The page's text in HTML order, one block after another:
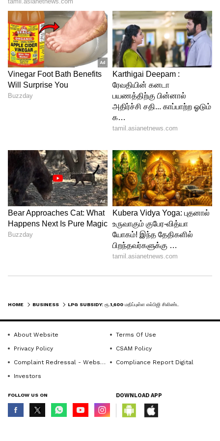
Image Credit : Getty
அண்டை நாடுகளை விட இந்தியா
முன்னிலையில்
எல்பிஜி விலை ஒப்பீட்டில் இந்தியா இன்னும்
பல நாடுகளை விட குறைந்த கட்டணத்தில்
உள்ளது. பாகிஸ்தான், நேபாளம்,
வங்கதேசம், இலங்கை போன்ற அண்டை
கனடா போன்ற முன்னேறிய நாடுகளிலும்
எல்பிஜி விலை இந்தியாவை விட அதிகமாக
உள்ளது. இதனால் இந்திய நுகர்வோருக்கு
கூடுதல் நிதி நிம்மதி கிடைக்கிறது.
5
5
விநியோகத்தில் பாதிப்பு இல்லை
மேற்கு ஆசிய பதற்றம் மற்றும் ஹார்முஸ்
நீரிணை தொடர்பான சவால்கள்
இருந்தபோதிலும், நாட்டில் எல்பிஜி
விநியோகம் சீராக நடைபெற்று வருகிறது.
உள்நாட்டு உற்பத்தியும் அதிகரித்துள்ளது
HOME BUSINESS
About Website
Terms Of Use
Privacy Policy
CSAM Policy
Complaint Redressal - Website
Compliance Report Digital
Investors
FOLLOW US ON DOWNLOAD APP